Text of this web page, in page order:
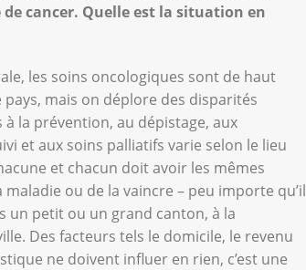
cancer. Quelle est la situation en
les soins oncologiques sont de haut
mais on déplore des disparités
à la prévention, au dépistage, aux
et aux soins palliatifs varie selon le lieu
et chacun doit avoir les mêmes
maladie ou de la vaincre – peu importe qu’il
un petit ou un grand canton, à la
Des facteurs tels le domicile, le revenu
ne doivent influer en rien, c’est une